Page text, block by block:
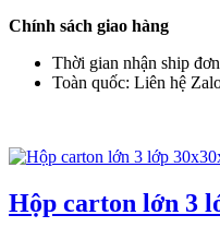
Chính sách giao hàng
Thời gian nhận ship
Toàn quốc: Liên hệ
Hộp carton lớn 3